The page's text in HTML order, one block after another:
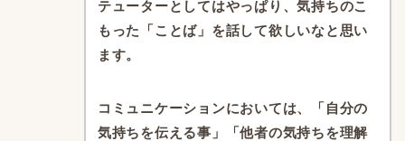
テューターとしてはやっぱり、気持ちのこ
もった「ことば」を話して欲しいなと思い
ます。
コミュニケーションにおいては、
「自分の
気持ちを伝える事」
「他者の気持ちを理解